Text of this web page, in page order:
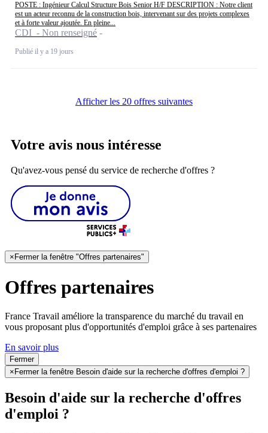
POSTE : Ingénieur Calcul Structure Bois Senior H/F DESCRIPTION : Notre client
est un acteur reconnu de la construction bois, intervenant sur des projets complexes
et à forte valeur ajoutée. En pleine...
CDI - Non renseigné
Publié il y a 19 jours
Afficher les 20 offres suivantes
Votre avis nous intéresse
Qu'avez-vous pensé du service de recherche d'offres ?
× Fermer la fenêtre "Offres partenaires"
Offres partenaires
France Travail améliore la transparence du marché du travail en
vous proposant plus d'opportunités d'emploi grâce à ses partenaires
En savoir plus
Fermer
× Fermer la fenêtre Besoin d'aide sur la recherche d'offres d'emploi ?
Besoin d'aide sur la recherche d'offres
d'emploi ?